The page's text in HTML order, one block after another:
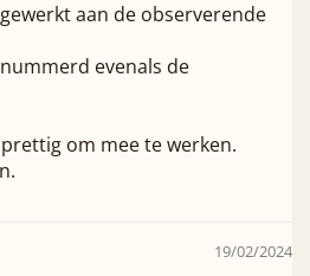
aan de observerende
evenals de
om mee te werken.
19/02/2024